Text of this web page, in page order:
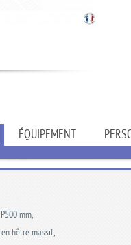
ÉQUIPEMENT
mm,
hêtre massif,